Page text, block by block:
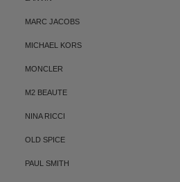
MARC JACOBS
MICHAEL KORS
MONCLER
M2 BEAUTE
NINA RICCI
OLD SPICE
PAUL SMITH